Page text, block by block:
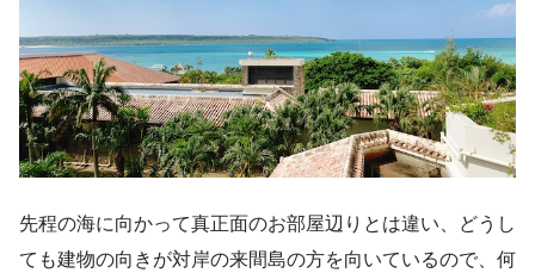
先程の海に向かって真正面のお部屋辺りとは違い、どうし
ても建物の向きが対岸の来間島の方を向いているので、何